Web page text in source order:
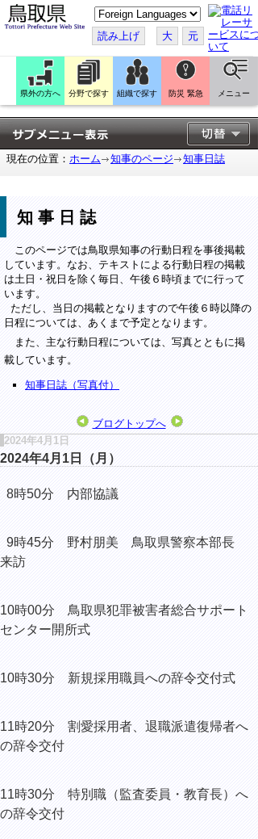
こ
の
ペ
ー
ジ
翻
訳
す
る
読み上げ 大 元
県外の方へ 分野で探す 組織で探す 防災 緊急 メニュー
現在の位置： ホーム 知事のページ 知事日誌
知事日誌
このページでは鳥取県知事の行動日程を事後掲載
しています。なお、テキストによる行動日程の掲載
は土日・祝日を除く毎日、午後６時頃までに行って
います。
ただし、当日の掲載となりますので午後６時以降の
日程については、あくまで予定となります。
また、主な行動日程については、写真とともに掲
載しています。
知事日誌（写真付）
ブログトップへ
2024年4月1日
2024年4月1日（月）
8時50分 内部協議
9時45分 野村朋美 鳥取県警察本部長
来訪
10時00分 鳥取県犯罪被害者総合サポート
センター開所式
10時30分 新規採用職員への辞令交付式
11時20分 割愛採用者、退職派遣復帰者へ
の辞令交付
11時30分 特別職（監査委員・教育長）へ
の辞令交付